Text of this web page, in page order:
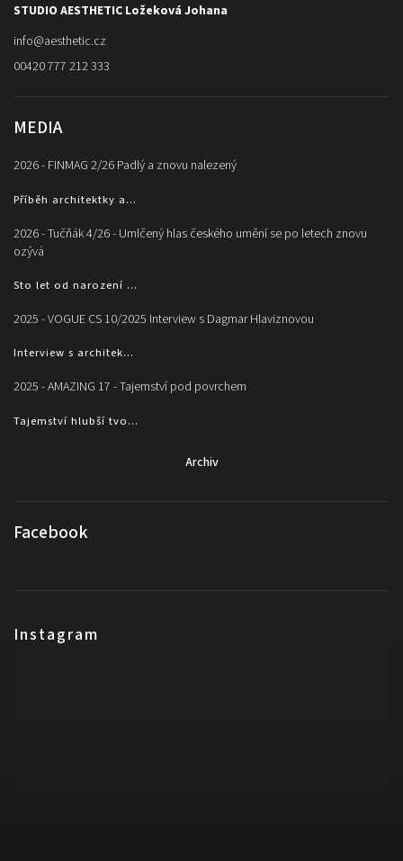
STUDIO AESTHETIC Ložeková Johana
info@aesthetic.cz
00420 777 212 333
MEDIA
2026 - FINMAG 2/26 Padlý a znovu nalezený
Příběh architektky a...
2026 - Tučňák 4/26 - Umlčený hlas českého umění se po letech znovu
ozývá
Sto let od narození ...
2025 - VOGUE CS 10/2025 Interview s Dagmar Hlaviznovou
Interview s architek...
2025 - AMAZING 17 - Tajemství pod povrchem
Tajemství hlubší tvo...
Archiv
Facebook
Instagram